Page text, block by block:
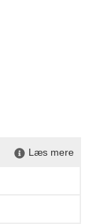
Læs mere